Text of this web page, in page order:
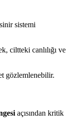
sistemi
ciltteki canlılığı ve
gözlemlenebilir.
açısından kritik